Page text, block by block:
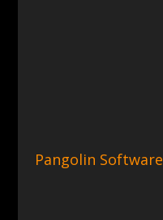
Pangolin Software